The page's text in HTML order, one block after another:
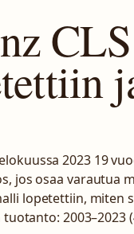
2023 19
jos osaa varautua
lopetettiin, miten
2003–2023